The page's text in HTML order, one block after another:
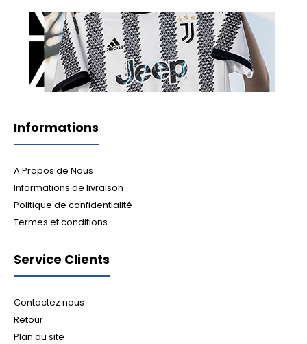
Informations
A Propos de Nous
Informations de livraison
Politique de confidentialité
Termes et conditions
Service Clients
Contactez nous
Retour
Plan du site